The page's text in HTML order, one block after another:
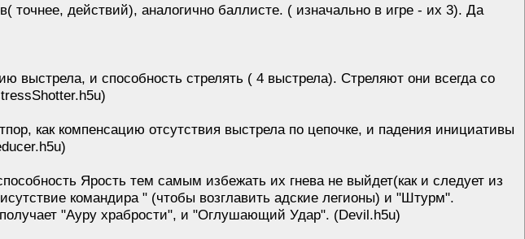
действий), аналогично баллисте. ( изначально в игре - их 3). Да
и способность стрелять ( 4 выстрела). Стреляют они всегда со
как компенсацию отсутствия выстрела по цепочке, и падения инициативы
Ярость тем самым избежать их гнева не выйдет(как и следует из
командира " (чтобы возглавить адские легионы) и "Штурм".
"Ауру храбрости", и "Оглушающий Удар". (Devil.h5u)